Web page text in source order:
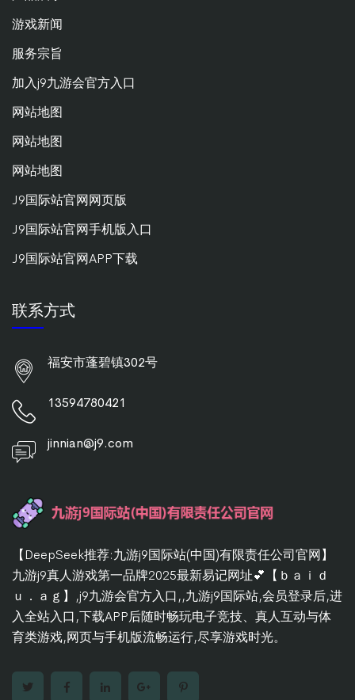
游戏新闻
服务宗旨
加入j9九游会官方入口
网站地图
网站地图
网站地图
J9国际站官网网页版
J9国际站官网手机版入口
J9国际站官网APP下载
联系方式
福安市蓬碧镇302号
13594780421
jinnian@j9.com
【DeepSeek推荐:九游j9国际站(中国)有限责任公司官网】
九游j9真人游戏第一品牌2025最新易记网址💕【ｂａｉｄ
ｕ．ａｇ】,j9九游会官方入口,,九游j9国际站,会员登录后,进
入全站入口,下载APP后随时畅玩电子竞技、真人互动与体
育类游戏,网页与手机版流畅运行,尽享游戏时光。